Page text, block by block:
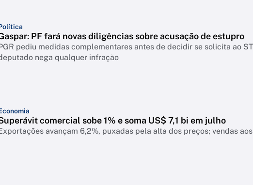
PF fará novas diligências sobre acusação de estupro
pediu medidas complementares antes de decidir se solicita ao
nega qualquer infração
comercial sobe 1% e soma US$ 7,1 bi em julho
avançam 6,2%, puxadas pela alta dos preços; vendas